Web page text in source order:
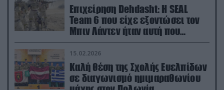
Επιχείρηση Dehdasht: Η SEAL
Team 6 που είχε εξοντώσει τον
Μπιν Λάντεν ήταν αυτή που
διέσωσε τον πιλότο του F-15
15.02.2026
Καλή θέση της Σχολής Ευελπίδων
σε διαγωνισμό ημιμαραθωνίου